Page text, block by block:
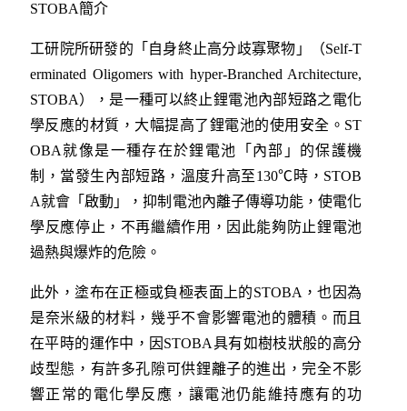
STOBA簡介
工研院所研發的「自身終止高分歧寡聚物」（Self-T
erminated Oligomers with hyper-Branched Architecture,
STOBA），是一種可以終止鋰電池內部短路之電化
學反應的材質，大幅提高了鋰電池的使用安全。ST
OBA就像是一種存在於鋰電池「內部」的保護機
制，當發生內部短路，溫度升高至130℃時，STOB
A就會「啟動」，抑制電池內離子傳導功能，使電化
學反應停止，不再繼續作用，因此能夠防止鋰電池
過熱與爆炸的危險。
此外，塗布在正極或負極表面上的STOBA，也因為
是奈米級的材料，幾乎不會影響電池的體積。而且
在平時的運作中，因STOBA具有如樹枝狀般的高分
歧型態，有許多孔隙可供鋰離子的進出，完全不影
響正常的電化學反應，讓電池仍能維持應有的功